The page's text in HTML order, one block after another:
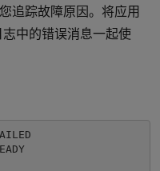
追踪故障原因。将应用
中的错误消息一起使